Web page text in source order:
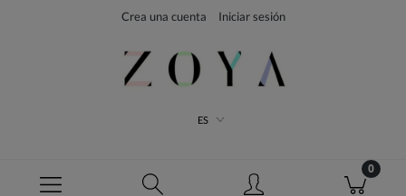
Crea una cuenta Iniciar sesión
ES